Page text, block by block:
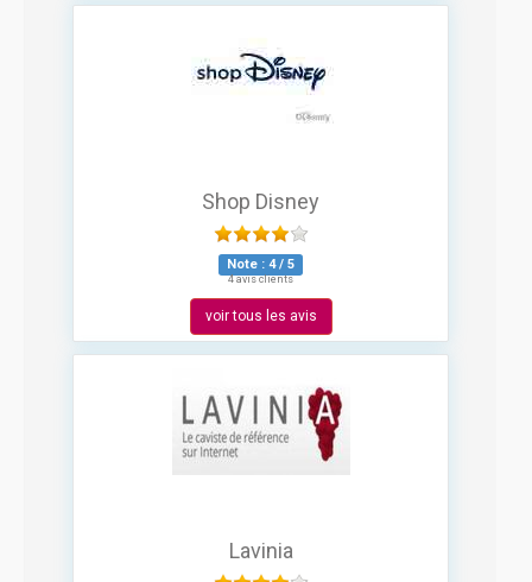
Shop Disney
Note : 4/ 5
4 avis clients
voir tous les avis
Lavinia